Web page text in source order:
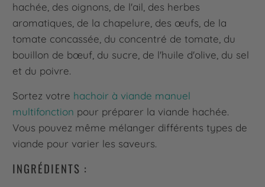
hachée, des oignons, de l'ail, des herbes
aromatiques, de la chapelure, des œufs, de la
tomate concassée, du concentré de tomate, du
bouillon de bœuf, du sucre, de l'huile d'olive, du sel
et du poivre.
Sortez votre hachoir à viande manuel
multifonction pour préparer la viande hachée.
Vous pouvez même mélanger différents types de
viande pour varier les saveurs.
INGRÉDIENTS :